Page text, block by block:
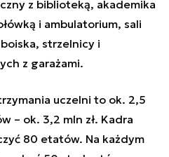
z biblioteką, akademika
i ambulatorium, sali
strzelnicy i
z garażami.
uczelni to ok. 2,5
– ok. 3,2 mln zł. Kadra
80 etatów. Na każdym